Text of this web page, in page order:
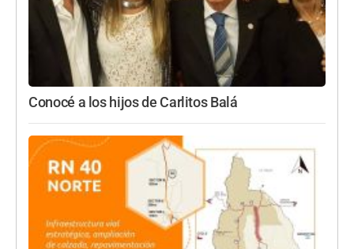
Conocé a los hijos de Carlitos Balá